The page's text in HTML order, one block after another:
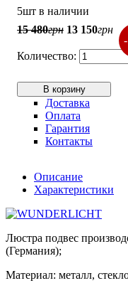
5шт в наличии
15 480грн 13 150грн
В корзину
Доставка
Оплата
Гарантия
Контакты
Описание
Характеристики
Люстра подвес
(Германия);
Материал: металл,